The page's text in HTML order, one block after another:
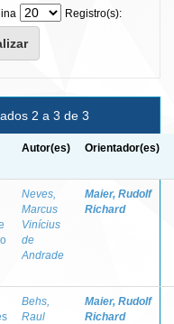
Registro(s):
2 a 3 de 3
Autor(es) Orientador(es)
Neves,
Marcus
Vinícius
de
Andrade
Maier, Rudolf
Richard
Behs,
Raul
Maier, Rudolf
Richard